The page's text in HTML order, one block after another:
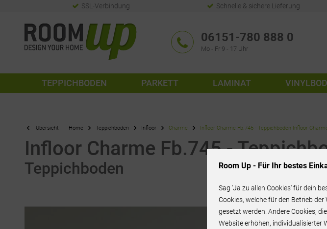
SSL-Verbindung Schnelle & sichere Lieferung
06151-780 888 0
Mo - Fr 9 - 17 Uhr
TEPPICHBODEN PARKETT LAMINAT
Übersicht Home Teppichboden Infloor Charme Infloor Charme Fb.745 - Teppichboden Infloor
Infloor Charme Fb.745 -
Teppichboden Room Up - Für Ihr bestes
Sag 'Ja zu allen Cookies' für dein
Cookies, welche für den Betrieb
gesetzt werden. Andere Cookies,
Website erhöhen, individualisierter